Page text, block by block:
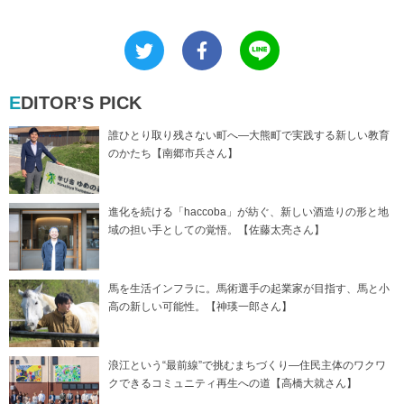
EDITOR’S PICK
誰ひとり取り残さない町へ―大熊町で実践する新しい教育
のかたち【南郷市兵さん】
進化を続ける「haccoba」が紡ぐ、新しい酒造りの形と地
域の担い手としての覚悟。【佐藤太亮さん】
馬を生活インフラに。馬術選手の起業家が目指す、馬と小
高の新しい可能性。【神瑛一郎さん】
浪江という“最前線”で挑むまちづくり―住民主体のワクワ
クできるコミュニティ再生への道【高橋大就さん】